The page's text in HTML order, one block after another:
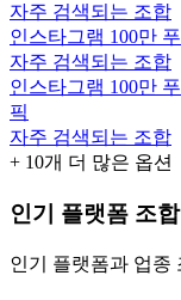
자주 검색되는 조합
인스타그램 100만
자주 검색되는 조합
인스타그램 100만
픽
자주 검색되는 조합
+ 10개 더 많은 옵션
인기 플랫폼 조합
인기 플랫폼과 업종